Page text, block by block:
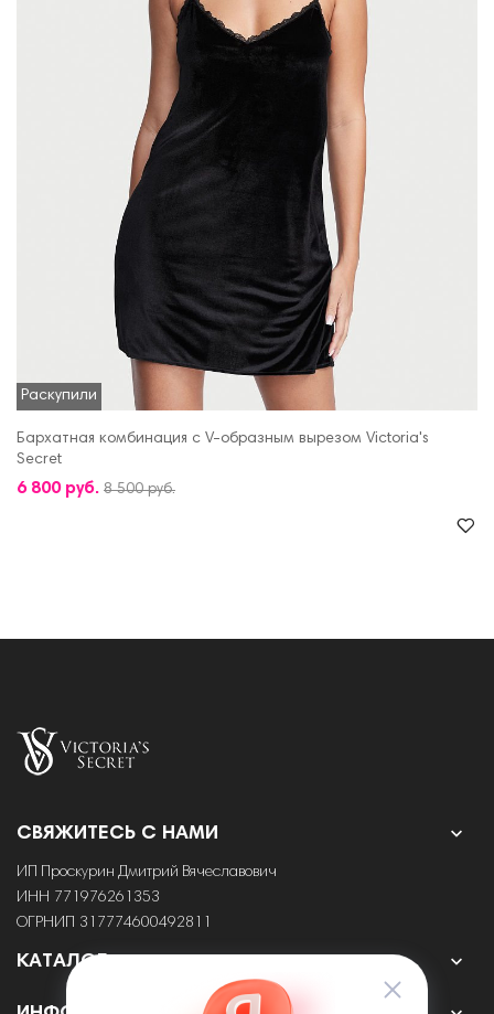
Раскупили
Бархатная комбинация с V-образным вырезом Victoria's
Secret
6 800 руб. 8 500 руб.
СВЯЖИТЕСЬ С НАМИ 
ИП Проскурин Дмитрий Вячеславович
ИНН 771976261353
ОГРНИП 317774600492811
КАТАЛОГ 